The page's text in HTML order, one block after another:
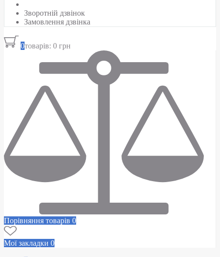
Зворотній дзвінок
Замовлення дзвінка
0товарів: 0 грн
Порівняння товарів 0
Мої закладки 0